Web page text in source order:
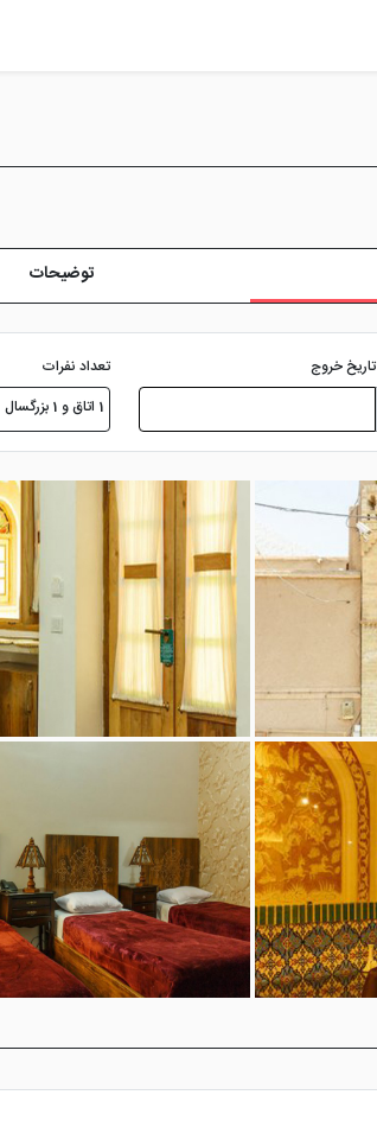
توضیحات
تاریخ خروج
تعداد نفرات
1 اتاق و 1 بزرگسال